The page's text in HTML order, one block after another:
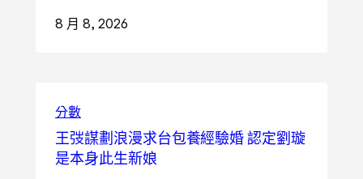
8 月 8, 2026
分數
王弢謀劃浪漫求台包養經驗婚 認定劉璇
是本身此生新娘